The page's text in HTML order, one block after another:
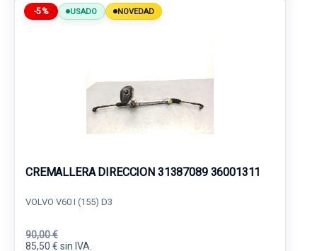
-5% USADO NOVEDAD
CREMALLERA DIRECCION 31387089 36001311
VOLVO V60 I (155) D3
90,00 €
85,50 € sin IVA.